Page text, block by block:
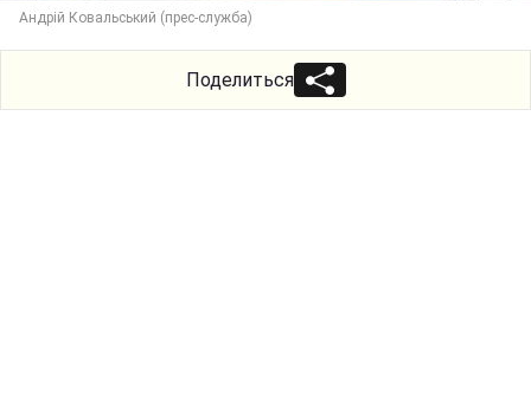
Андрій Ковальський (прес-служба)
Поделиться